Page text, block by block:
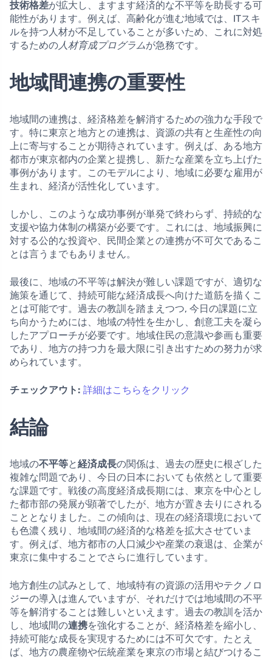
技術格差が拡大し、ますます経済的な不平等を助長する可
能性があります。例えば、高齢化が進む地域では、ITスキ
ルを持つ人材が不足していることが多いため、これに対処
するための人材育成プログラムが急務です。
地域間連携の重要性
地域間の連携は、経済格差を解消するための強力な手段で
す。特に東京と地方との連携は、資源の共有と生産性の向
上に寄与することが期待されています。例えば、ある地方
都市が東京都内の企業と提携し、新たな産業を立ち上げた
事例があります。このモデルにより、地域に必要な雇用が
生まれ、経済が活性化しています。
しかし、このような成功事例が単発で終わらず、持続的な
支援や協力体制の構築が必要です。これには、地域振興に
対する公的な投資や、民間企業との連携が不可欠であるこ
とは言うまでもありません。
最後に、地域の不平等は解決が難しい課題ですが、適切な
施策を通じて、持続可能な経済成長へ向けた道筋を描くこ
とは可能です。過去の教訓を踏まえつつ, 今日の課題に立
ち向かうためには、地域の特性を生かし、創意工夫を凝ら
したアプローチが必要です。地域住民の意識や参画も重要
であり、地方の持つ力を最大限に引き出すための努力が求
められています。
チェックアウト: 詳細はこちらをクリック
結論
地域の不平等と経済成長の関係は、過去の歴史に根ざした
複雑な問題であり、今日の日本においても依然として重要
な課題です。戦後の高度経済成長期には、東京を中心とし
た都市部の発展が顕著でしたが、地方が置き去りにされる
こととなりました。この傾向は、現在の経済環境において
も色濃く残り、地域間の経済的な格差を拡大させていま
す。例えば、地方都市の人口減少や産業の衰退は、企業が
東京に集中することでさらに進行しています。
地方創生の試みとして、地域特有の資源の活用やテクノロ
ジーの導入は進んでいますが、それだけでは地域間の不平
等を解消することは難しいといえます。過去の教訓を活か
し、地域間の連携を強化することが、経済格差を縮小し、
持続可能な成長を実現するためには不可欠です。たとえ
ば、地方の農産物や伝統産業を東京の市場と結びつけるこ